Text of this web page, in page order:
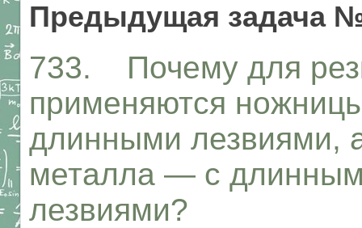
Предыдущая задача
733. Почему для
применяются
длинными лезвиями,
металла — с
лезвиями?